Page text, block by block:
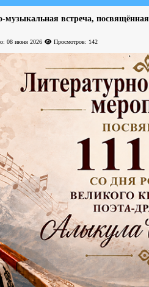
музыкальная встреча,
08 июня 2026 Просмотров: 142